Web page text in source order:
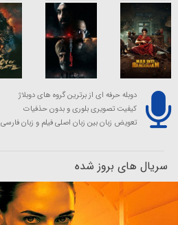
دوبله حرفه ای از برترین گروه های دوبلاژ
کیفیت تصویری بلوری و بدون حذفیات
تعویض زبان بین زبان اصلی فیلم و زبان فارسی
سریال های بروز شده